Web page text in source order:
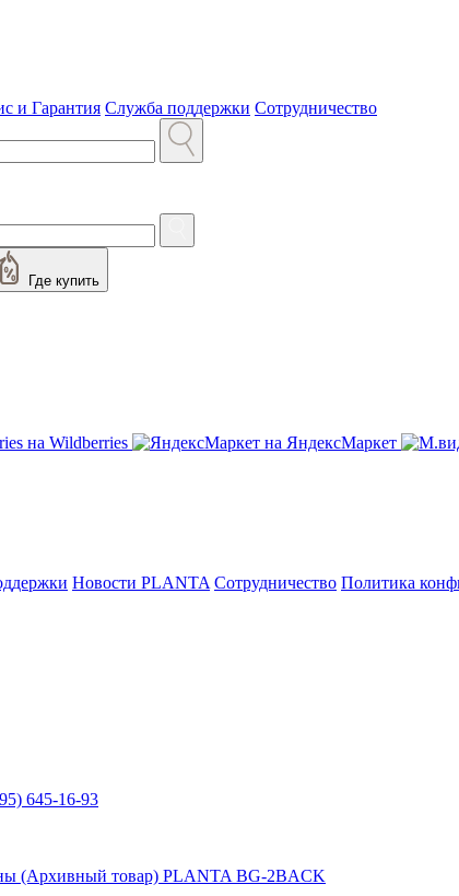
и Гарантия Служба поддержки Сотрудничество
Где купить
на Wildberries на ЯндексМаркет
Новости PLANTA Сотрудничество Политика
645-16-93
(Архивный товар) PLANTA BG-2BACK